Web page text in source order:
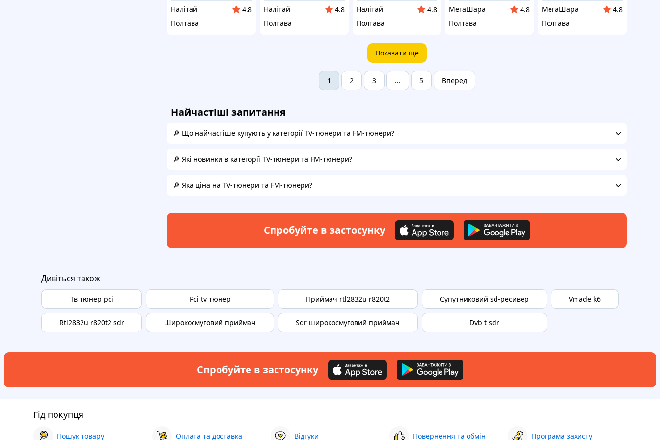
Налітай
4.8
Полтава
Налітай
4.8
Полтава
Налітай
4.8
Полтава
МегаШара
4.8
Полтава
МегаШара
4.8
Полтава
Показати ще
1 2 3 ... 5 Вперед
Найчастіші запитання
🔎 Що найчастіше купують у категорії TV-тюнери та FM-тюнери?
🔎 Які новинки в категорії TV-тюнери та FM-тюнери?
🔎 Яка ціна на TV-тюнери та FM-тюнери?
Спробуйте в застосунку
Дивіться також
Тв тюнер pci
Rtl2832u r820t2 sdr
Pci tv тюнер
Широкосмуговий приймач
Приймач rtl2832u r820t2
Sdr широкосмуговий приймач
Супутниковий sd-ресивер
Dvb t sdr
Vmade k6
Спробуйте в застосунку
Гід покупця
Пошук товару Оплата та доставка Відгуки Повернення та обмін Програма захисту